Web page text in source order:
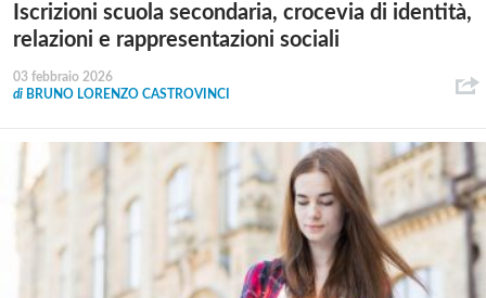
Iscrizioni scuola secondaria, crocevia di identità,
relazioni e rappresentazioni sociali
03 febbraio 2026
di BRUNO LORENZO CASTROVINCI